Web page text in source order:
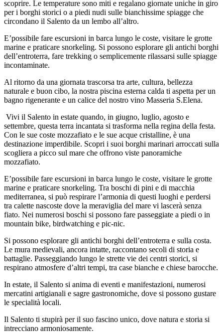
scoprire. Le temperature sono miti e regalano giornate uniche in giro
per i borghi storici o a piedi nudi sulle bianchissime spiagge che
circondano il Salento da un lembo all’altro.
E’possibile fare escursioni in barca lungo le coste, visitare le grotte
marine e praticare snorkeling. Si possono esplorare gli antichi borghi
dell’entroterra, fare trekking o semplicemente rilassarsi sulle spiagge
incontaminate.
Al ritorno da una giornata trascorsa tra arte, cultura, bellezza
naturale e buon cibo, la nostra piscina esterna calda ti aspetta per un
bagno rigenerante e un calice del nostro vino Masseria S.Elena.
Vivi il Salento in estate quando, in giugno, luglio, agosto e
settembre, questa terra incantata si trasforma nella regina della festa.
Con le sue coste mozzafiato e le sue acque cristalline, è una
destinazione imperdibile. Scopri i suoi borghi marinari arroccati sulla
scogliera a picco sul mare che offrono viste panoramiche
mozzafiato.
E’possibile fare escursioni in barca lungo le coste, visitare le grotte
marine e praticare snorkeling. Tra boschi di pini e di macchia
mediterranea, si può respirare l’armonia di questi luoghi e perdersi
tra calette nascoste dove la meraviglia del mare vi lascerà senza
fiato. Nei numerosi boschi si possono fare passeggiate a piedi o in
mountain bike, birdwatching e pic-nic.
Si possono esplorare gli antichi borghi dell’entroterra e sulla costa.
Le mura medievali, ancora intatte, raccontano secoli di storia e
battaglie. Passeggiando lungo le strette vie dei centri storici, si
respirano atmosfere d’altri tempi, tra case bianche e chiese barocche.
In estate, il Salento si anima di eventi e manifestazioni, numerosi
mercatini artigianali e sagre gastronomiche, dove si possono gustare
le specialità locali.
Il Salento ti stupirà per il suo fascino unico, dove natura e storia si
intrecciano armoniosamente.